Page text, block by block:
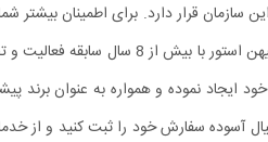
قرار دارد. برای اطمینان
استور با کلیک روی نماد از جعلی نبودن آن
ایجاد نموده و همواره به عنوان برند
آسوده سفارش خود را ثبت کنید و از